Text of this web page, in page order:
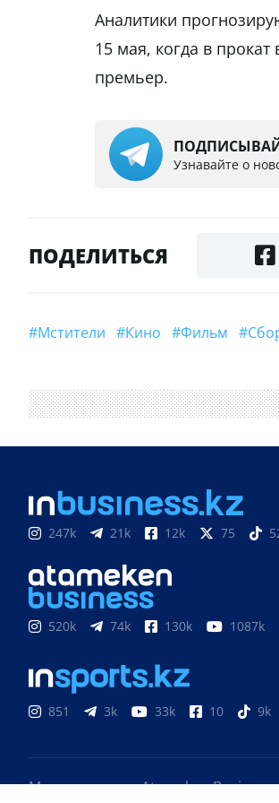
Аналитики
15 мая, когда в
премьер.
Узнавайте о
ПОДЕЛИТЬСЯ
#Мстители #Кино #Фильм
247k 21k 12k 75
520k 74k 130k 1087k
851 3k 33k 10 9k
Медиахолдинг «Atameken Business»